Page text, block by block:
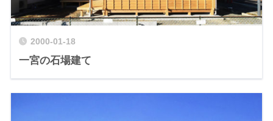
2000-01-18
一宮の石場建て